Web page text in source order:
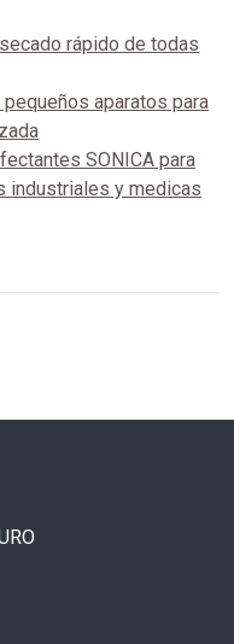
rápido de todas
aparatos para
SONICA para
industriales y medicas
para la limpieza